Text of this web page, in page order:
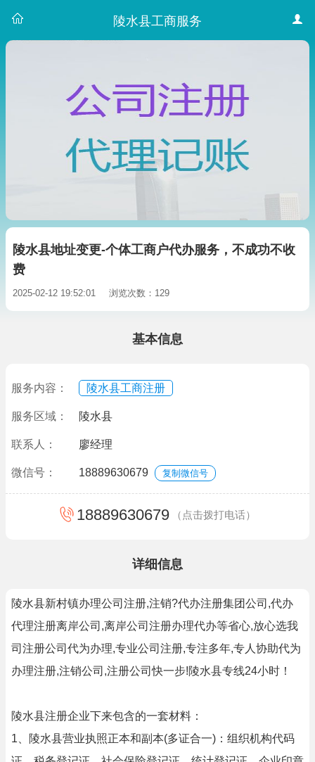
陵水县工商服务
陵水县地址变更-个体工商户代办服务，不成功不收
费
2025-02-12 19:52:01 浏览次数：129
基本信息
服务内容： 陵水县工商注册
服务区域： 陵水县
联系人： 廖经理
微信号： 18889630679 复制微信号
18889630679 （点击拨打电话）
详细信息
陵水县新村镇办理公司注册,注销?代办注册集团公司,代办
代理注册离岸公司,离岸公司注册办理代办等省心,放心选我
司注册公司代为办理,专业公司注册,专注多年,专人协助代为
办理注册,注销公司,注册公司快一步!陵水县专线24小时！
陵水县注册企业下来包含的一套材料：
1、陵水县营业执照正本和副本(多证合一)：组织机构代码